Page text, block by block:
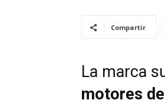
Compartir
La marca
motores